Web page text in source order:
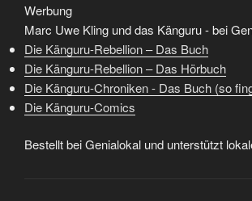
Werbung
Marc Uwe Kling und das Känguru - bei
Die Känguru-Rebellion – Das Buch
Die Känguru-Rebellion – Das Hörbuch
Die Känguru-Chroniken - Das Buch (so
Die Känguru-Comics
Bestellt bei Genialokal und unterstützt